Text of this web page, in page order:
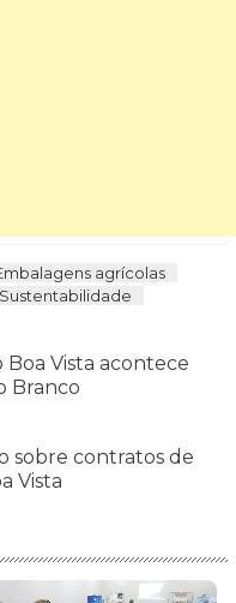
agrícolas
Sustentabilidade
Boa Vista acontece
Branco
sobre contratos de
Vista